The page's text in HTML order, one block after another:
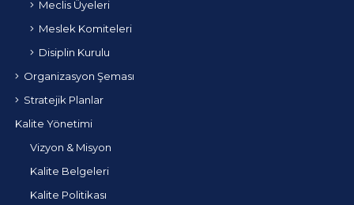
Meclis Üyeleri
Meslek Komiteleri
Disiplin Kurulu
Organizasyon Şeması
Stratejik Planlar
Kalite Yönetimi
Vizyon & Misyon
Kalite Belgeleri
Kalite Politikası